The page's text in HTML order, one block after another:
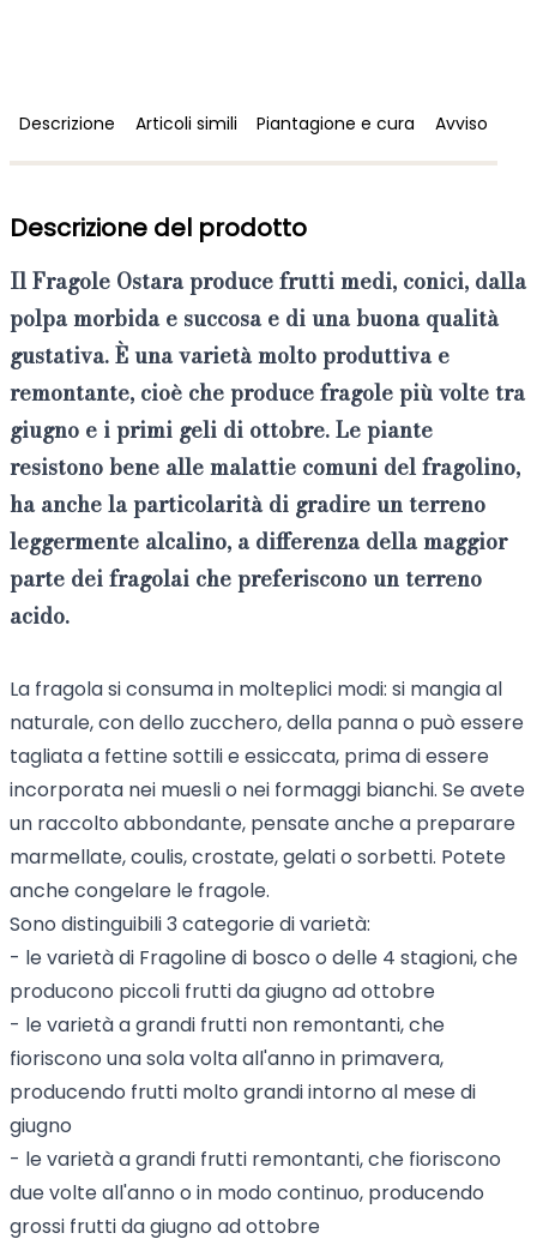
Descrizione Articoli simili Piantagione e cura Avviso
Descrizione del prodotto
Il Fragole Ostaraproduce frutti medi, conici, dalla
polpa morbida e succosa e di unabuona qualità
gustativa. È unavarietà molto produttiva e
remontante, cioè che produce fragole più volte tra
giugno e i primi geli di ottobre. Le piante
resistono bene alle malattie comuni del fragolino,
ha anche la particolarità di gradire un terreno
leggermente alcalino, a differenza della maggior
parte dei fragolai che preferiscono un terreno
acido.
La fragola si consuma in molteplici modi: si mangia al
naturale, con dello zucchero, della panna o può essere
tagliata a fettine sottili e essiccata, prima di essere
incorporata nei muesli o nei formaggi bianchi. Se avete
un raccolto abbondante, pensate anche a preparare
marmellate, coulis, crostate, gelati o sorbetti. Potete
anche congelare le fragole.
Sono distinguibili 3 categorie di varietà:
- le varietà di Fragoline di bosco o delle 4 stagioni, che
producono piccoli frutti da giugno ad ottobre
- le varietà a grandi frutti non remontanti, che
fioriscono una sola volta all'anno in primavera,
producendo frutti molto grandi intorno al mese di
giugno
- le varietà a grandi frutti remontanti, che fioriscono
due volte all'anno o in modo continuo, producendo
grossi frutti da giugno ad ottobre